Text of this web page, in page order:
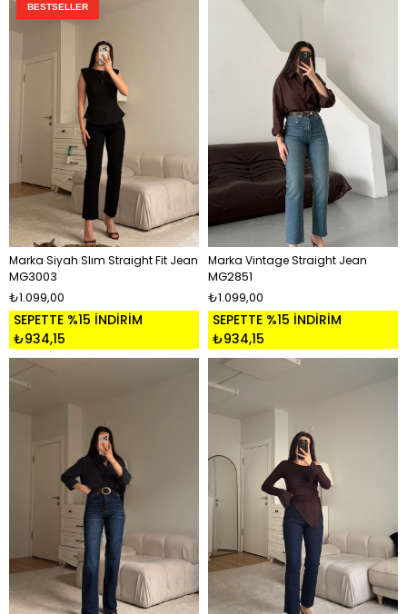
BESTSELLER
Marka Siyah Slım Straight Fit Jean
MG3003
₺1.099,00
SEPETTE %15 İNDİRİM
₺934,15
Marka Vintage Straight Jean
MG2851
₺1.099,00
SEPETTE %15 İNDİRİM
₺934,15